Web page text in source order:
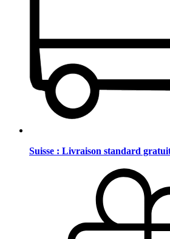
Suisse : Livraison standard